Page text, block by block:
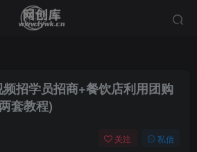
招学员招商+餐饮店利用团购
套教程)
关注 私信